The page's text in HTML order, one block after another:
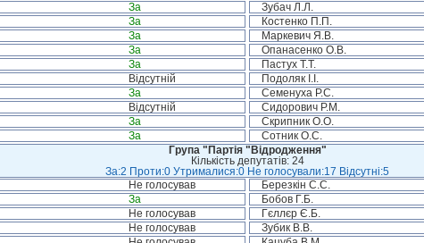
За Зубач Л.Л.
За Костенко П.П.
За Маркевич Я.В.
За Опанасенко О.В.
За Пастух Т.Т.
Відсутній Подоляк І.І.
За Семенуха Р.С.
Відсутній Сидорович Р.М.
За Скрипник О.О.
За Сотник О.С.
Група "Партія "Відродження"
Кількість депутатів: 24
За:2 Проти:0 Утрималися:0 Не голосували:17 Відсутні:5
Не голосував Березкін С.С.
За Бобов Г.Б.
Не голосував Гєллєр Є.Б.
Не голосував Зубик В.В.